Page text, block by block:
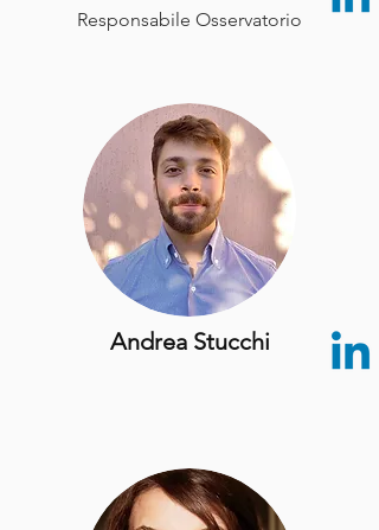
Responsabile Osservatorio
Andrea Stucchi